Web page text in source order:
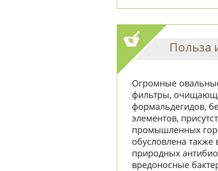
Польза
Огромные
фильтры,
формальдегидов,
элементов,
промышленных
обусловлена
природных
вредоносные